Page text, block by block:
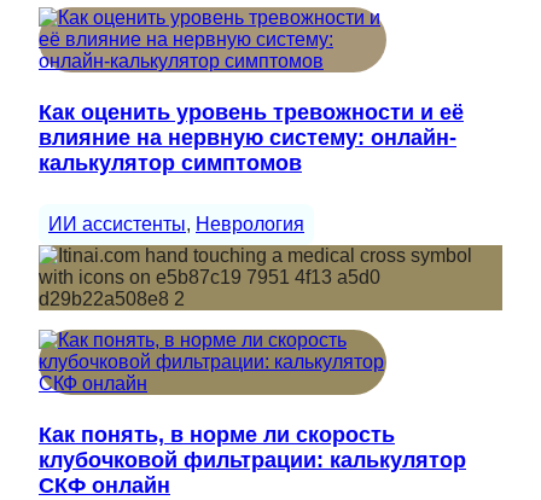
Как оценить уровень тревожности и её
влияние на нервную систему: онлайн-
калькулятор симптомов
ИИ ассистенты, Неврология
Как понять, в норме ли скорость
клубочковой фильтрации: калькулятор
СКФ онлайн